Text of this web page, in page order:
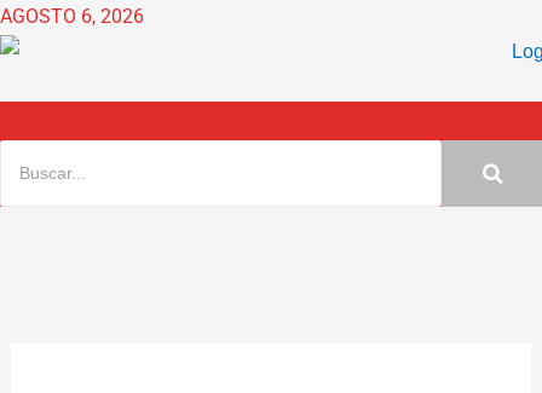
Ir
al
AGOSTO 6, 2026